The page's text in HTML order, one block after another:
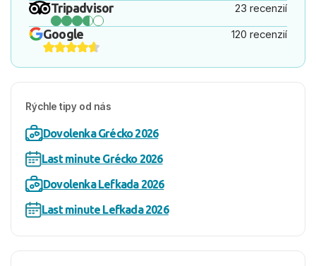
Tripadvisor 23 recenzií
Google 120 recenzií
Rýchle tipy od nás
Dovolenka Grécko 2026
Last minute Grécko 2026
Dovolenka Lefkada 2026
Last minute Lefkada 2026